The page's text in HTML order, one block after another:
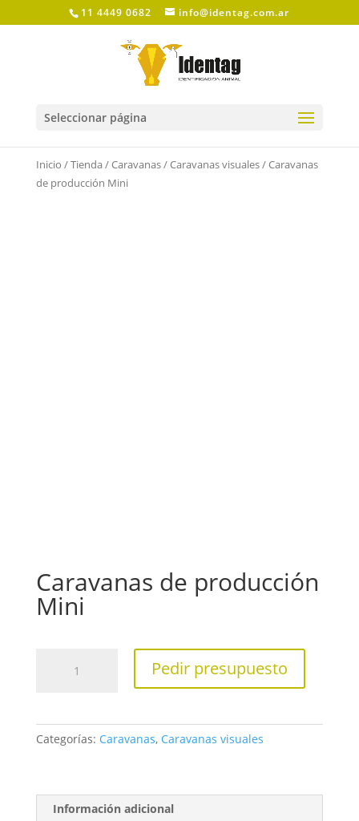
11 4449 0682 info@identag.com.ar
Seleccionar página
Inicio /Tienda/Caravanas/Caravanas visuales/ Caravanas
de producción Mini
Caravanas de producción
Mini
Pedir presupuesto
Categorías: Caravanas, Caravanas visuales
Información adicional